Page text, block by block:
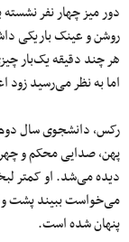
دور میز چهار نفر
روشن و عینک باریکی
هر چند دقیقه یک‌بار
اما به نظر می‌رسید زود
رکس، دانشجوی سال
پهن، صدایی محکم و
دیده می‌شد. او کمتر
می‌خواست ببیند پشت
پنهان شده است.